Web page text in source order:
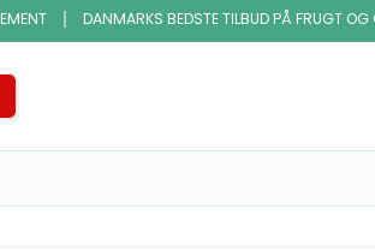
DANMARKS BEDSTE TILBUD PÅ FRUGT